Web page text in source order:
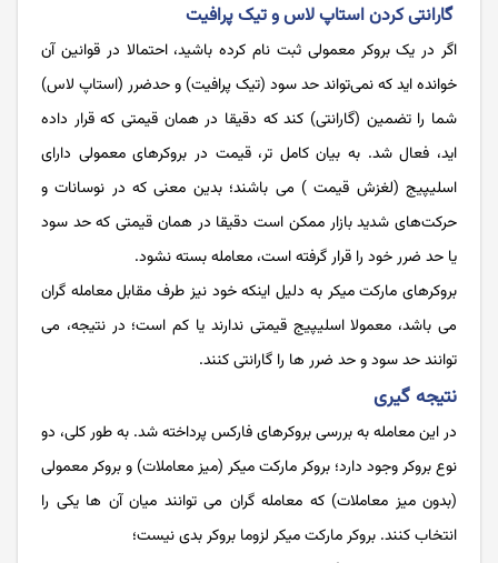
گارانتی کردن استاپ لاس و تیک پرافیت
اگر در یک بروکر معمولی ثبت نام کرده باشید، احتمالا در قوانین آن
خوانده اید که نمی‌تواند حد سود (تیک پرافیت) و حدضرر (استاپ لاس)
شما را تضمین (گارانتی) کند که دقیقا در همان قیمتی که قرار داده
اید، فعال شد. به بیان کامل تر، قیمت در بروکرهای معمولی دارای
اسلیپیج (لغزش قیمت ) می باشند؛ بدین معنی که در نوسانات و
حرکت‌های شدید بازار ممکن است دقیقا در همان قیمتی که حد سود
یا حد ضرر خود را قرار گرفته است، معامله بسته نشود.
بروکرهای مارکت میکر به دلیل اینکه خود نیز طرف مقابل معامله گران
می باشد، معمولا اسلیپیج قیمتی ندارند یا کم است؛ در نتیجه، می
توانند حد سود و حد ضرر ها را گارانتی‌ کنند.
نتیجه گیری
در این معامله به بررسی بروکرهای فارکس پرداخته شد. به طور کلی، دو
نوع بروکر وجود دارد؛ بروکر مارکت میکر (میز معاملات) و بروکر معمولی
(بدون میز معاملات) که معامله گران می توانند میان آن ها یکی را
انتخاب کنند. بروکر مارکت میکر لزوما بروکر بدی نیست؛